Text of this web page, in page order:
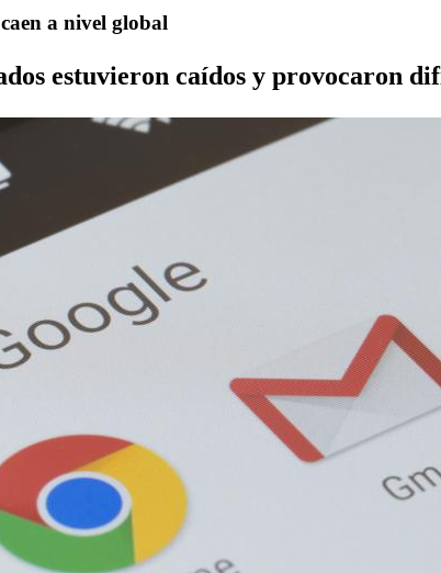
a nivel global
estuvieron caídos y provocaron